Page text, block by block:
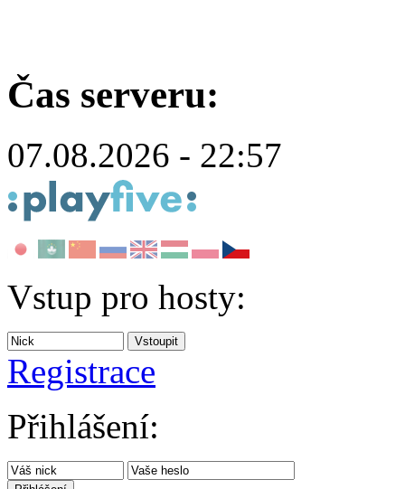
Čas serveru:
07.08.2026 - 22:57
Vstup pro hosty:
Registrace
Přihlášení: